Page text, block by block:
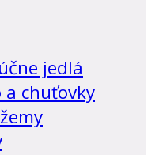
jedlá
a chuťovky